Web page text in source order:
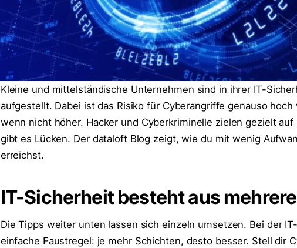
Kleine und mittelständische Unternehmen sind in ihrer IT-
aufgestellt. Dabei ist das Risiko für Cyberangriffe genauso
wenn nicht höher. Hacker und Cyberkriminelle zielen gezielt
gibt es Lücken. Der dataloft Blog zeigt, wie du mit wenig
erreichst.
IT-Sicherheit besteht aus
Die Tipps weiter unten lassen sich einzeln umsetzen. Bei der
einfache Faustregel: je mehr Schichten, desto besser. Stell dir